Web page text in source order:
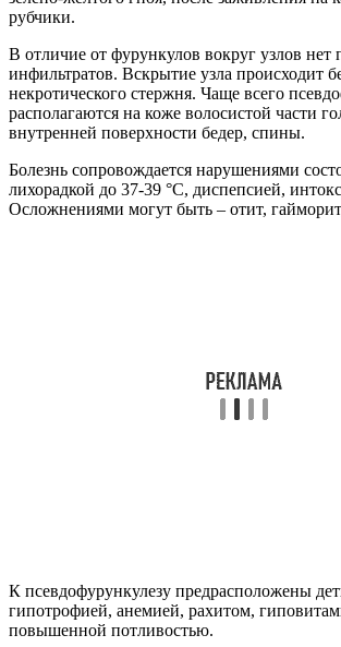
рубчики.
В отличие от фурункулов вокруг узлов нет
инфильтратов. Вскрытие узла происходит
некротического стержня. Чаще всего
располагаются на коже волосистой части
внутренней поверхности бедер, спины.
Болезнь сопровождается нарушениями
лихорадкой до 37-39 °С, диспепсией,
Осложнениями могут быть – отит,
К псевдофурункулезу предрасположены
гипотрофией, анемией, рахитом,
повышенной потливостью.